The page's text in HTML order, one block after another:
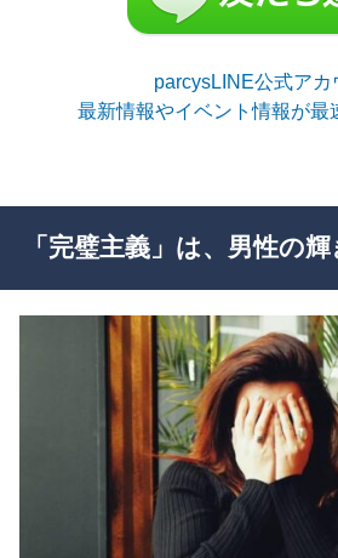
parcysLINE公式アカ
最新情報やイベント情報が最
「完璧主義」は、男性の